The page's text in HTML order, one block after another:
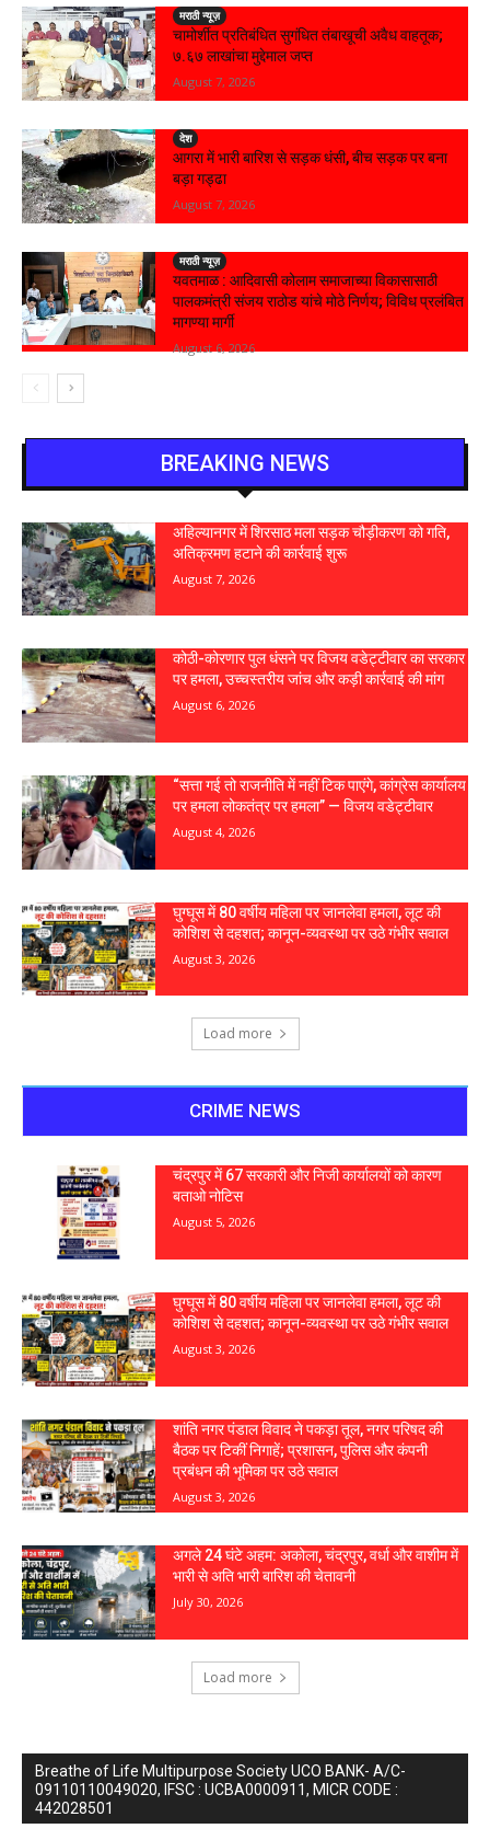
मराठी न्यूज़
चामोर्शीत प्रतिबंधित सुगंधित तंबाखूची अवैध वाहतूक;
₹७.६७ लाखांचा मुद्देमाल जप्त
August 7, 2026
देश
आगरा में भारी बारिश से सड़क धंसी, बीच सड़क पर बना
बड़ा गड्ढा
August 7, 2026
मराठी न्यूज़
यवतमाळ : आदिवासी कोलाम समाजाच्या विकासासाठी
पालकमंत्री संजय राठोड यांचे मोठे निर्णय; विविध प्रलंबित
मागण्या मार्गी
August 6, 2026
BREAKING NEWS
अहिल्यानगर में शिरसाठ मला सड़क चौड़ीकरण को गति,
अतिक्रमण हटाने की कार्रवाई शुरू
August 7, 2026
कोठी-कोरणार पुल धंसने पर विजय वडेट्टीवार का सरकार
पर हमला, उच्चस्तरीय जांच और कड़ी कार्रवाई की मांग
August 6, 2026
“सत्ता गई तो राजनीति में नहीं टिक पाएंगे, कांग्रेस कार्यालय
पर हमला लोकतंत्र पर हमला” — विजय वडेट्टीवार
August 4, 2026
घुग्घूस में 80 वर्षीय महिला पर जानलेवा हमला, लूट की
कोशिश से दहशत; कानून-व्यवस्था पर उठे गंभीर सवाल
August 3, 2026
Load more
CRIME NEWS
चंद्रपुर में 67 सरकारी और निजी कार्यालयों को कारण
बताओ नोटिस
August 5, 2026
घुग्घूस में 80 वर्षीय महिला पर जानलेवा हमला, लूट की
कोशिश से दहशत; कानून-व्यवस्था पर उठे गंभीर सवाल
August 3, 2026
शांति नगर पंडाल विवाद ने पकड़ा तूल, नगर परिषद की
बैठक पर टिकीं निगाहें; प्रशासन, पुलिस और कंपनी
प्रबंधन की भूमिका पर उठे सवाल
August 3, 2026
अगले 24 घंटे अहम: अकोला, चंद्रपुर, वर्धा और वाशीम में
भारी से अति भारी बारिश की चेतावनी
July 30, 2026
Load more